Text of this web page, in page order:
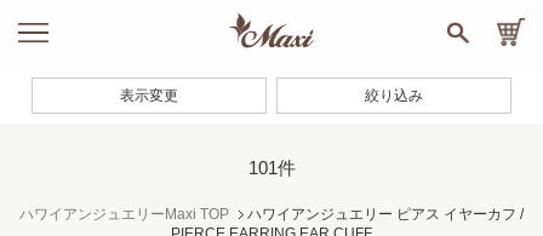
101件
ハワイアンジュエリーMaxi TOP
ハワイアンジュエリー ピアス イヤーカフ /
表示変更 絞り込み